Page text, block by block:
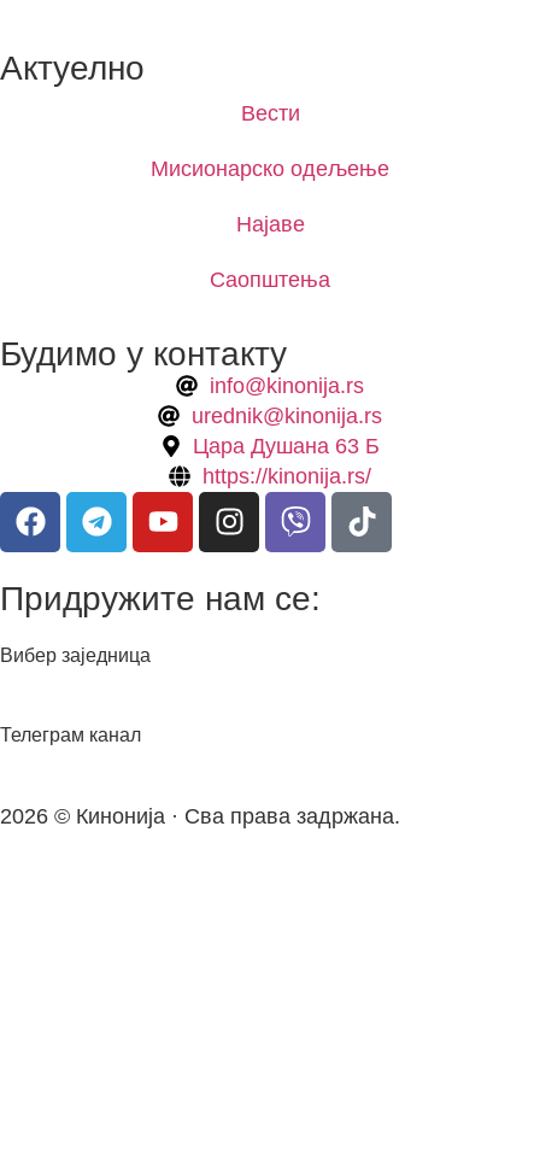
Актуелно
Вести
Мисионарско одељење
Најаве
Саопштења
Будимо у контакту
info@kinonija.rs
urednik@kinonija.rs
Цара Душана 63 Б
https://kinonija.rs/
Придружите нам се:
Вибер заједница
Телеграм канал
2026 © Кинонија · Сва права задржана.